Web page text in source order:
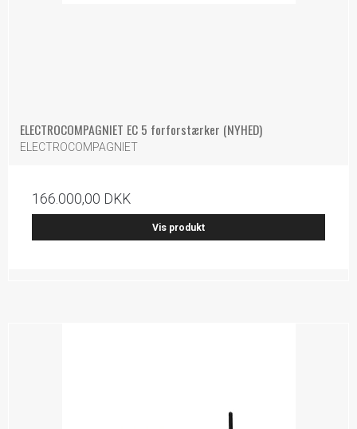
ELECTROCOMPAGNIET EC 5 forforstærker (NYHED)
ELECTROCOMPAGNIET
166.000,00 DKK
Vis produkt